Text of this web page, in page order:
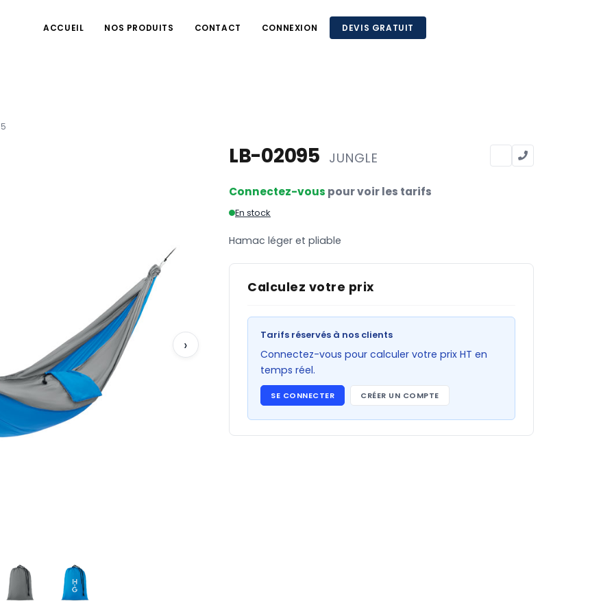
ACCUEIL NOS PRODUITS CONTACT CONNEXION DEVIS GRATUIT
›
LB-02095 JUNGLE
Connectez-vous pour voir les tarifs
En stock
Hamac léger et pliable
Calculez votre prix
Tarifs réservés à nos clients
Connectez-vous pour calculer votre prix HT en
temps réel.
SE CONNECTER CRÉER UN COMPTE